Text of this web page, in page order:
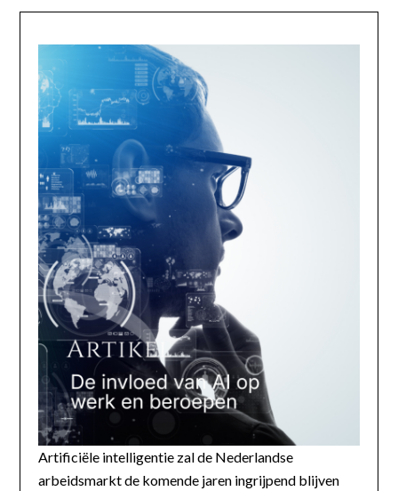
Artificiële intelligentie zal de Nederlandse
arbeidsmarkt de komende jaren ingrijpend blijven